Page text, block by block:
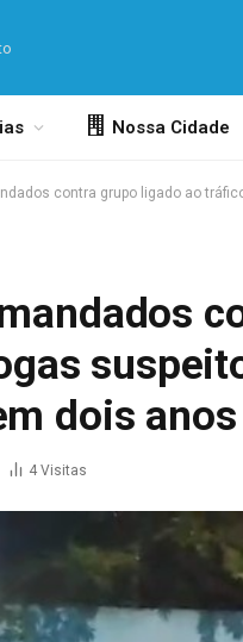
Nossa Cidade
contra grupo ligado ao
dois anos
4 Visitas